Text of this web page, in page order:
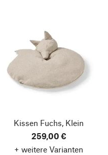
Kissen Fuchs, Klein
259,00 €
+ weitere Varianten